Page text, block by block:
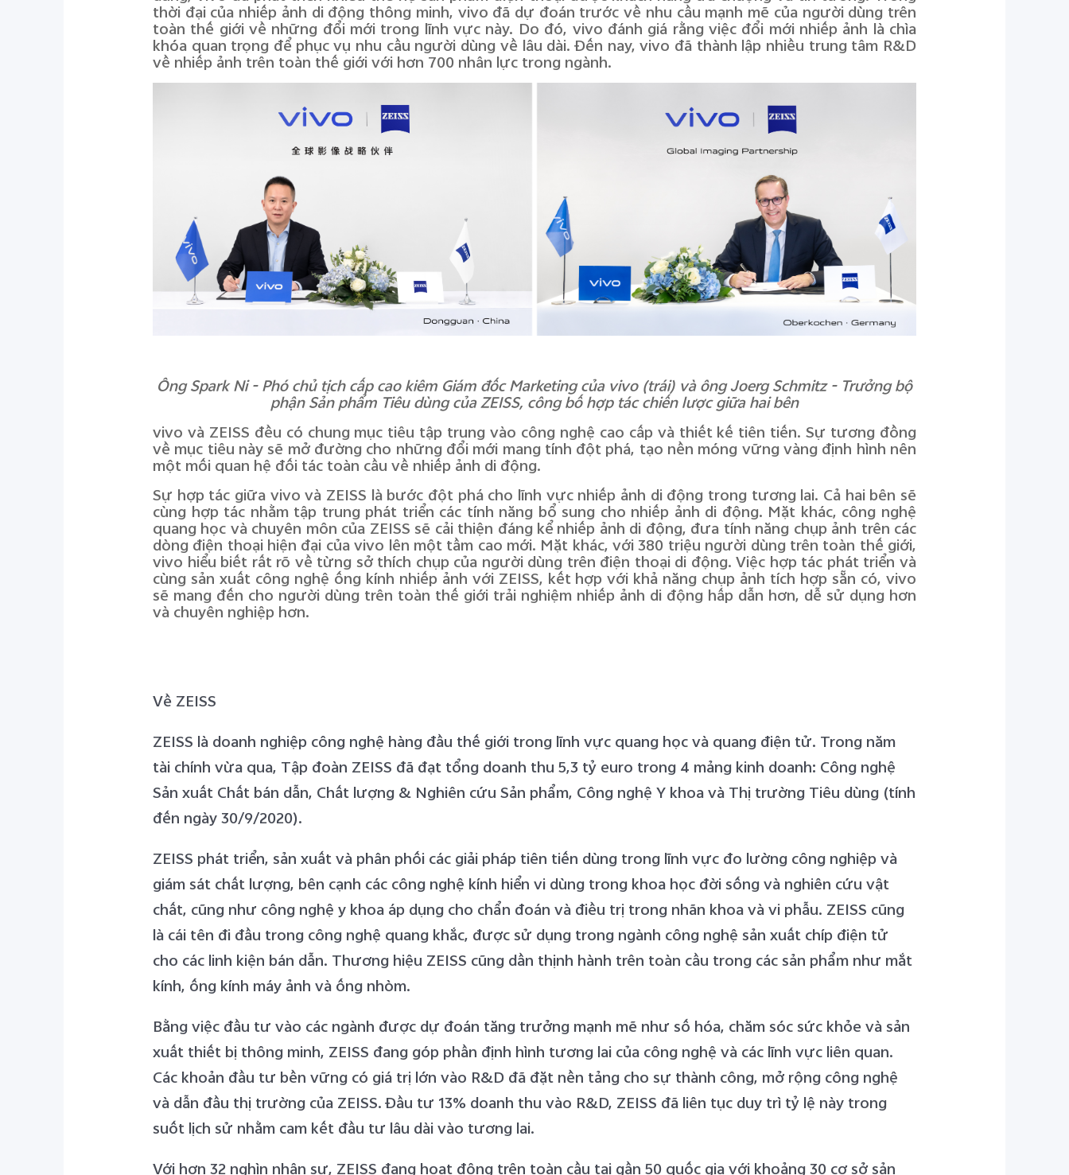
thời đại của nhiếp ảnh di động thông minh, vivo đã dự đoán trước về nhu cầu mạnh mẽ của người dùng trên
toàn thế giới về những đổi mới trong lĩnh vực này. Do đó, vivo đánh giá rằng việc đổi mới nhiếp ảnh là chìa
khóa quan trọng để phục vụ nhu cầu người dùng về lâu dài. Đến nay, vivo đã thành lập nhiều trung tâm R&D
về nhiếp ảnh trên toàn thế giới với hơn 700 nhân lực trong ngành.
Ông Spark Ni - Phó chủ tịch cấp cao kiêm Giám đốc Marketing của vivo (trái) và ông Joerg Schmitz - Trưởng bộ
phận Sản phẩm Tiêu dùng của ZEISS, công bố hợp tác chiến lược giữa hai bên
vivo và ZEISS đều có chung mục tiêu tập trung vào công nghệ cao cấp và thiết kế tiên tiến. Sự tương đồng
về mục tiêu nàysẽ mở đường cho những đổi mới mang tính đột phá, tạo nền móng vững vàng định hình nên
một mối quan hệ đối tác toàn cầu về nhiếp ảnh di động.
Sự hợp tác giữa vivo và ZEISS là bước đột phá cho lĩnh vực nhiếp ảnh di động trong tương lai. Cả hai bên sẽ
cùng hợp tác nhằm tập trung phát triển các tính năng bổ sung cho nhiếp ảnh di động. Mặt khác, công nghệ
quang học và chuyên môn của ZEISS sẽ cải thiện đáng kể nhiếp ảnh di động, đưa tính năng chụp ảnh trên các
dòng điện thoại hiện đại của vivo lên một tầm cao mới. Mặt khác, với 380 triệu người dùng trên toàn thế giới,
vivo hiểu biết rất rõ về từng sở thích chụp của người dùng trên điện thoại di động. Việc hợp tác phát triển và
cùng sản xuất công nghệ ống kính nhiếp ảnh với ZEISS, kết hợp với khả năng chụp ảnh tích hợp sẵn có, vivo
sẽ mang đến cho người dùng trên toàn thế giới trải nghiệm nhiếp ảnh di động hấp dẫn hơn, dễ sử dụng hơn
và chuyên nghiệp hơn.
VềZEISS
ZEISS là doanh nghiệp công nghệ hàng đầu thế giới trong lĩnh vực quang học và quang điện tử. Trong năm
tài chính vừa qua, Tập đoàn ZEISS đã đạt tổng doanh thu 5,3 tỷ euro trong 4 mảng kinh doanh: Công nghệ
Sản xuất Chất bán dẫn, Chất lượng & Nghiên cứu Sản phẩm, Công nghệ Y khoa và Thị trường Tiêu dùng (tính
đến ngày 30/9/2020).
ZEISS phát triển, sản xuất và phân phối các giải pháp tiên tiến dùng trong lĩnh vực đo lường công nghiệp và
giám sát chất lượng, bên cạnh các công nghệ kính hiển vi dùng trong khoa học đời sống và nghiên cứu vật
chất, cũng như công nghệ y khoa áp dụng cho chẩn đoán và điều trị trong nhãn khoa và vi phẫu. ZEISS cũng
là cái tên đi đầu trong công nghệ quang khắc, được sử dụng trong ngành công nghệ sản xuất chíp điện tử
cho các linh kiện bán dẫn. Thương hiệu ZEISS cũng dần thịnh hành trên toàn cầu trong các sản phẩm như mắt
kính, ống kính máy ảnh và ống nhòm.
Bằng việc đầu tư vào các ngành được dự đoán tăng trưởng mạnh mẽ như số hóa, chăm sóc sức khỏe và sản
xuất thiết bị thông minh, ZEISS đang góp phần định hình tương lai của công nghệ và các lĩnh vực liên quan.
Các khoản đầu tư bền vững có giá trị lớn vào R&D đã đặt nền tảng cho sự thành công, mở rộng công nghệ
và dẫn đầu thị trường của ZEISS. Đầu tư 13% doanh thu vào R&D, ZEISS đã liên tục duy trì tỷ lệ này trong
suốt lịch sử nhằm cam kết đầu tư lâu dài vào tương lai.
Với hơn 32 nghìn nhân sự, ZEISS đang hoạt động trên toàn cầu tại gần 50 quốc gia với khoảng 30 cơ sở sản